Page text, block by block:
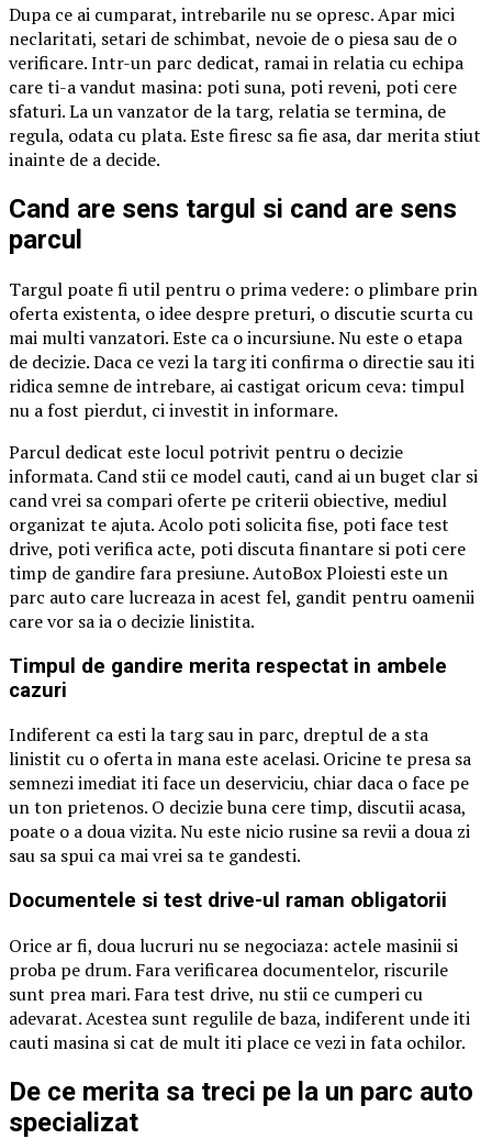
Dupa ce ai cumparat, intrebarile nu se opresc. Apar mici
neclaritati, setari de schimbat, nevoie de o piesa sau de o
verificare. Intr-un parc dedicat, ramai in relatia cu echipa
care ti-a vandut masina: poti suna, poti reveni, poti cere
sfaturi. La un vanzator de la targ, relatia se termina, de
regula, odata cu plata. Este firesc sa fie asa, dar merita stiut
inainte de a decide.
Cand are sens targul si cand are sens
parcul
Targul poate fi util pentru o prima vedere: o plimbare prin
oferta existenta, o idee despre preturi, o discutie scurta cu
mai multi vanzatori. Este ca o incursiune. Nu este o etapa
de decizie. Daca ce vezi la targ iti confirma o directie sau iti
ridica semne de intrebare, ai castigat oricum ceva: timpul
nu a fost pierdut, ci investit in informare.
Parcul dedicat este locul potrivit pentru o decizie
informata. Cand stii ce model cauti, cand ai un buget clar si
cand vrei sa compari oferte pe criterii obiective, mediul
organizat te ajuta. Acolo poti solicita fise, poti face test
drive, poti verifica acte, poti discuta finantare si poti cere
timp de gandire fara presiune. AutoBox Ploiesti este un
parc auto care lucreaza in acest fel, gandit pentru oamenii
care vor sa ia o decizie linistita.
Timpul de gandire merita respectat in ambele
cazuri
Indiferent ca esti la targ sau in parc, dreptul de a sta
linistit cu o oferta in mana este acelasi. Oricine te presa sa
semnezi imediat iti face un deserviciu, chiar daca o face pe
un ton prietenos. O decizie buna cere timp, discutii acasa,
poate o a doua vizita. Nu este nicio rusine sa revii a doua zi
sau sa spui ca mai vrei sa te gandesti.
Documentele si test drive-ul raman obligatorii
Orice ar fi, doua lucruri nu se negociaza: actele masinii si
proba pe drum. Fara verificarea documentelor, riscurile
sunt prea mari. Fara test drive, nu stii ce cumperi cu
adevarat. Acestea sunt regulile de baza, indiferent unde iti
cauti masina si cat de mult iti place ce vezi in fata ochilor.
De ce merita sa treci pe la un parc auto
specializat